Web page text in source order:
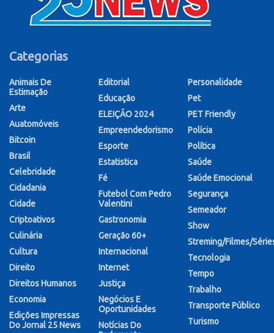
Categorias
Animais De
Estimação
Arte
Auatomóveis
Bitcoin
Brasil
Celebridade
Cidadania
Cidade
Criptoativos
Culinária
Cultura
Direito
Direitos Humanos
Economia
Edições Impressas
Do Jornal 25 News
Editorial
Educação
ELEIÇÃO 2024
Empreendedorismo
Esporte
Estatistica
Fé
Futebol Com Pedro
Valentini
Gastronomia
Geração 60+
Internacional
Internet
Justiça
Negócios E
Oportunidades
Notícias Do
Personalidade
Pet
PET Friendly
Polícia
Política
Saúde
Saúde Emocional
Segurança
Semeador
Show
Streming/Filmes/
Tecnologia
Tempo
Trabalho
Transporte Público
Turismo